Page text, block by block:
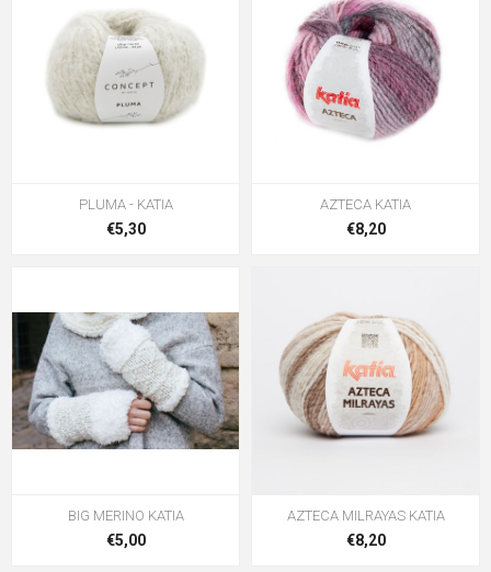
PLUMA - KATIA
€5,30
AZTECA KATIA
€8,20
BIG MERINO KATIA
€5,00
AZTECA MILRAYAS KATIA
€8,20